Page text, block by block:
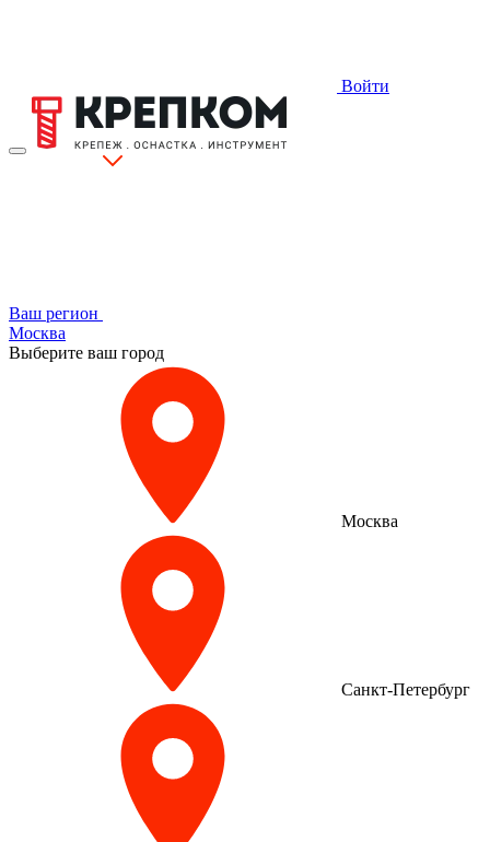
Войти
Ваш регион
Москва
Выберите ваш город
Москва
Санкт-Петербург